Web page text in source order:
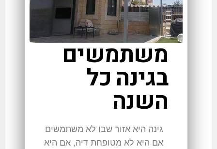
משתמשים
בגינה כל
השנה
גינה היא אזור שבו לא משתמשים
אם היא לא מטופחת דיה, אם היא